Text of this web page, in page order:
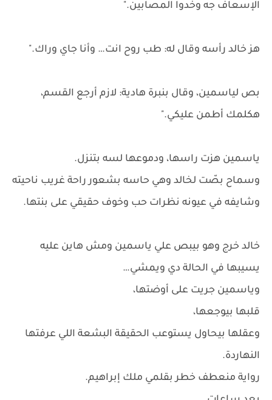
الإسعاف جه وخدوا المصابين."
هز خالد رأسه وقال له: طب روح انت… وأنا جاي وراك."
بص لياسمين، وقال بنبرة هادية: لازم أرجع القسم،
هكلمك أطمن عليكي."
ياسمين هزت راسها، ودموعها لسه بتنزل.
وسماح بصّت لخالد وهي حاسه بشعور راحة غريب ناحيته
وشايفه في عيونه نظرات حب وخوف حقيقي على بنتها.
خالد خرج وهو بيبص علي ياسمين ومش هاين عليه
يسيبها في الحالة دي ويمشي…
وياسمين جريت على أوضتها،
قلبها بيوجعها،
وعقلها بيحاول يستوعب الحقيقة البشعة اللي عرفتها
النهاردة.
رواية منعطف خطر بقلمي ملك إبراهيم.